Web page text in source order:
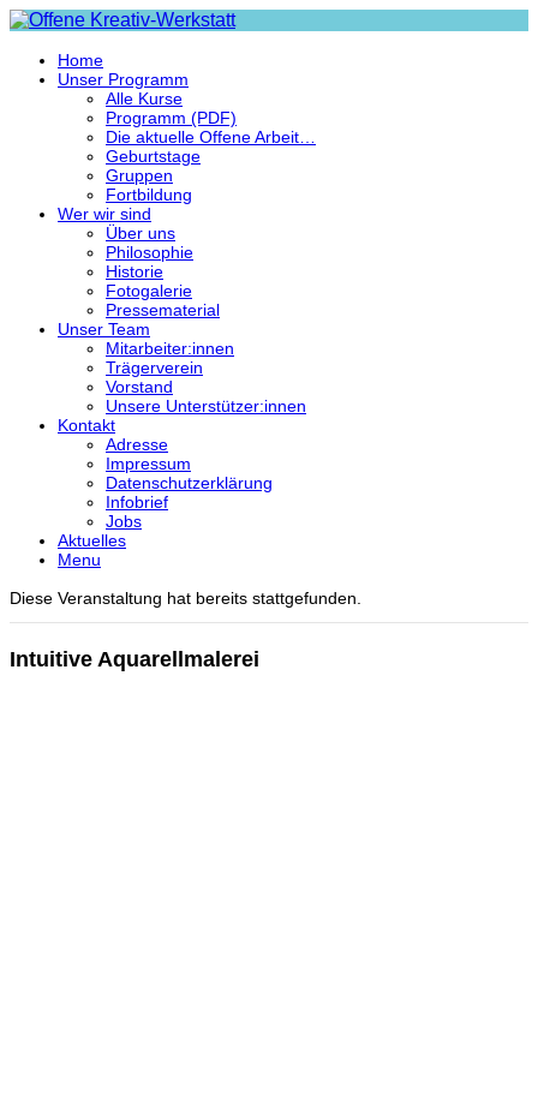
Home
Unser Programm
Alle Kurse
Programm (PDF)
Die aktuelle Offene Arbeit…
Geburtstage
Gruppen
Fortbildung
Wer wir sind
Über uns
Philosophie
Historie
Fotogalerie
Pressematerial
Unser Team
Mitarbeiter:innen
Trägerverein
Vorstand
Unsere Unterstützer:innen
Kontakt
Adresse
Impressum
Datenschutzerklärung
Infobrief
Jobs
Aktuelles
Menu
Diese Veranstaltung hat bereits stattgefunden.
Intuitive Aquarellmalerei